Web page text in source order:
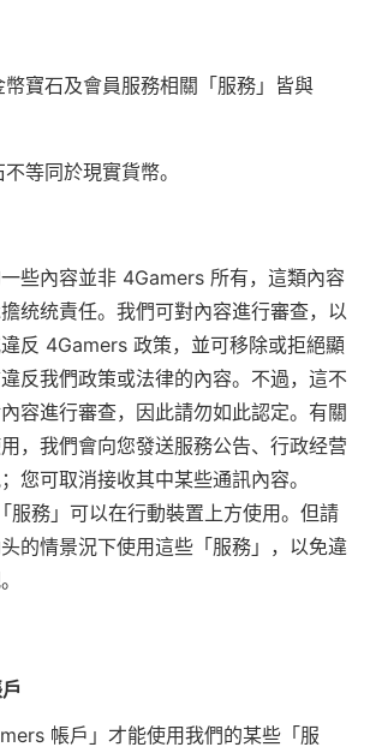
寶石及會員服務相關「服務」皆與
等同於現實貨幣。
一些內容並非 4Gamers 所有，這類內容
统统責任。我們可對內容進行審查，以
反 4Gamers 政策，並可移除或拒絕顯
反我們政策或法律的內容。不過，這不
容進行審查，因此請勿如此認定。有關
，我們會向您發送服務公告、行政经营
您可取消接收其中某些通訊內容。
服務」可以在行動裝置上方使用。但請
的情景況下使用這些「服務」，以免違
帳戶」才能使用我們的某些「服